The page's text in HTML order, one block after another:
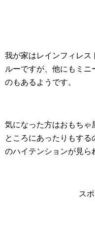
我が家はレインフィレス
ルーですが、他にもミ
のもあるようです。
気になった方はおもちゃ
ところにあったりもす
のハイテンションが見ら
ス